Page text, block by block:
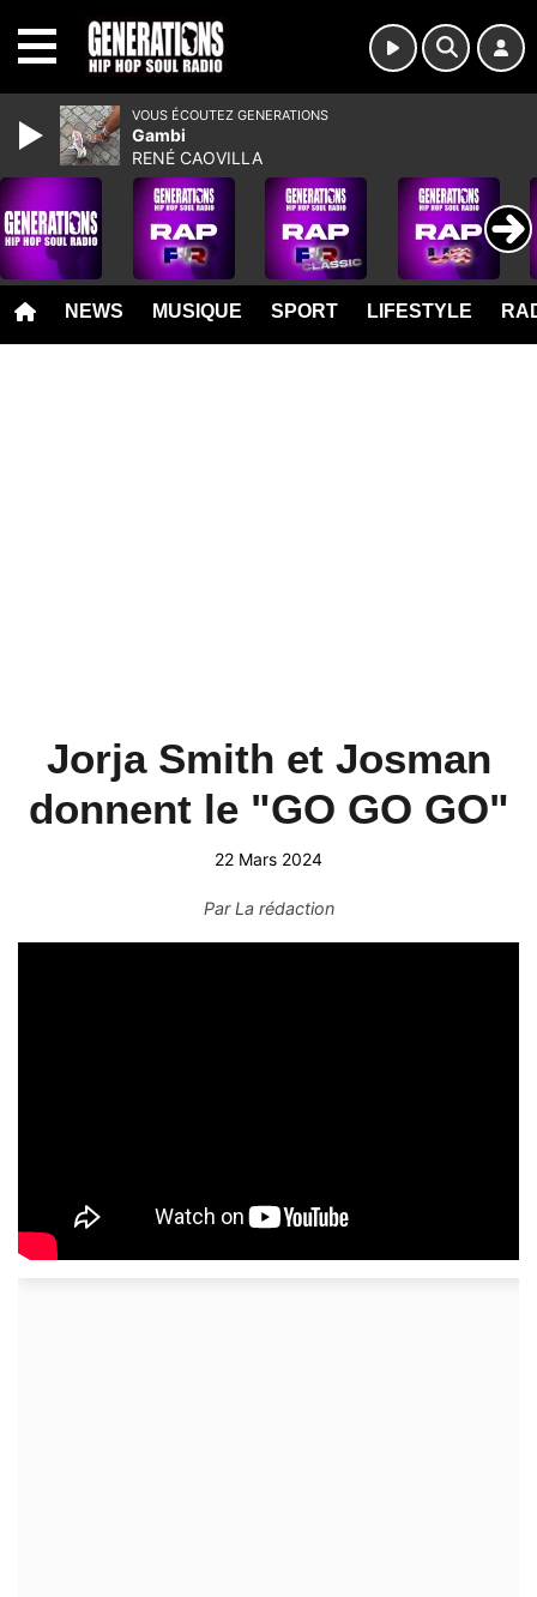
NEWS MUSIQUE SPORT LIFESTYLE
Jorja Smith et Josman
donnent le "GO GO GO"
22 Mars 2024
ParLa rédaction
VOUS ÉCOUTEZ GENERATIONS
Gambi
RENÉ CAOVILLA